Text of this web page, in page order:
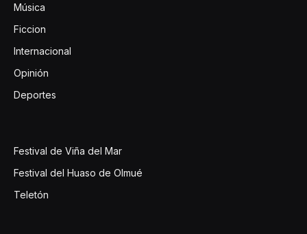
Música
Ficcion
Internacional
Opinión
Deportes
Festival de Viña del Mar
Festival del Huaso de Olmué
Teletón